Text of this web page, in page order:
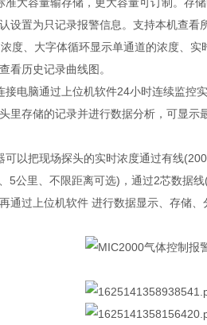
设置为只记录报警信息。支持本机查看
度、大字体循环显示单通道的浓度、
看历史记录曲线图。
电脑通过上位机软件24小时连续监控
里存储的记录并进行数据分析，可显
以把现场探头的实时浓度通过有线
5公里、不限距离可选)，通过2芯数据
通过上位机软件 进行数据显示、存储、